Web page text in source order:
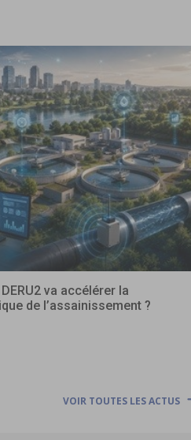
va accélérer la
de l’assainissement ?
VOIR TOUTES LES ACTUS